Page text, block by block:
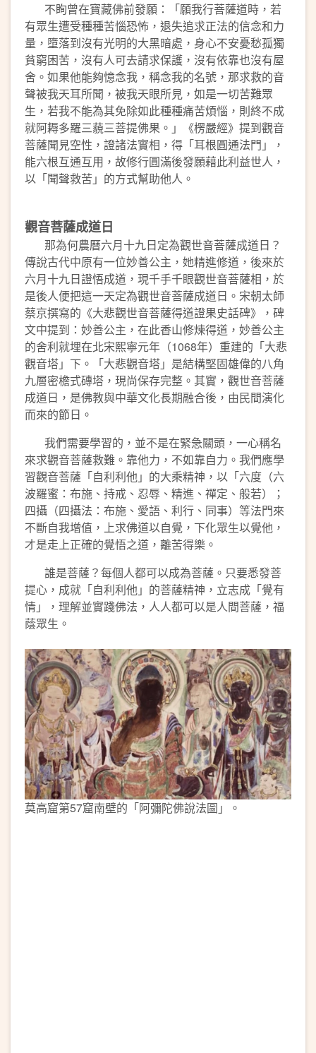
不眴曾在寶藏佛前發願：「願我行菩薩道時，若
有眾生遭受種種苦惱恐怖，退失追求正法的信念和力
量，墮落到沒有光明的大黑暗處，身心不安憂愁孤獨
貧窮困苦，沒有人可去請求保護，沒有依靠也沒有屋
舍。如果他能夠憶念我，稱念我的名號，那求救的音
聲被我天耳所聞，被我天眼所見，如是一切苦難眾
生，若我不能為其免除如此種種痛苦煩惱，則終不成
就阿耨多羅三藐三菩提佛果。」《楞嚴經》提到觀音
菩薩聞見空性，證諸法實相，得「耳根圓通法門」，
能六根互通互用，故修行圓滿後發願藉此利益世人，
以「聞聲救苦」的方式幫助他人。
觀音菩薩成道日
那為何農曆六月十九日定為觀世音菩薩成道日？
傳說古代中原有一位妙善公主，她精進修道，後來於
六月十九日證悟成道，現千手千眼觀世音菩薩相，於
是後人便把這一天定為觀世音菩薩成道日。宋朝太師
蔡京撰寫的《大悲觀世音菩薩得道證果史話碑》，碑
文中提到：妙善公主，在此香山修煉得道，妙善公主
的舍利就埋在北宋熙寧元年（1068年）重建的「大悲
觀音塔」下。「大悲觀音塔」是結構堅固雄偉的八角
九層密檐式磚塔，現尚保存完整。其實，觀世音菩薩
成道日，是佛教與中華文化長期融合後，由民間演化
而來的節日。
我們需要學習的，並不是在緊急關頭，一心稱名
來求觀音菩薩救難。靠他力，不如靠自力。我們應學
習觀音菩薩「自利利他」的大乘精神，以「六度（六
波羅蜜：布施、持戒、忍辱、精進、禪定、般若）；
四攝（四攝法：布施、愛語、利行、同事）等法門來
不斷自我增值，上求佛道以自覺，下化眾生以覺他，
才是走上正確的覺悟之道，離苦得樂。
誰是菩薩？每個人都可以成為菩薩。只要悉發菩
提心，成就「自利利他」的菩薩精神，立志成「覺有
情」，理解並實踐佛法，人人都可以是人間菩薩，福
蔭眾生。
莫高窟第57窟南壁的「阿彌陀佛說法圖」。